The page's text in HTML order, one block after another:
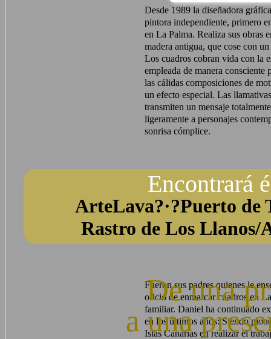
Desde 1989 la diseñadora
pintora independiente, primero
en La Palma. Realiza sus obras
madera antigua, que cose con
Los cuadros cobran vida con la
empleada de manera consciente
las cálidas composiciones de
un efecto especial. Las
transmiten un mensaje
ligeramente a personajes
sonrisa cómplice.
Encontrará
ArteLava?·?Puerto de
Rastro de Los Llanos/
De una
a una
Fueron sus padres quienes le
oficio de enmarcar cuadros en
familiar. Daniel ha continuado
en los últimos años: Siendo
Islas Canarias en realizar el